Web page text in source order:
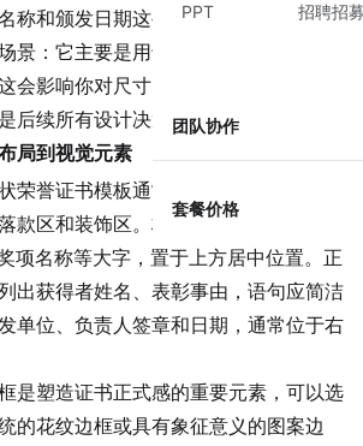
PPT 招聘招
团队协作
套餐价格
称和颁发日期这些核心文本内容。最
景：它主要是用于线下打印颁发，还是
会影响你对尺寸、分辨率和色彩模式的
后续所有设计决策的基石。
局到视觉元素
荣誉证书模板通常包含几个固定区域：
款区和装饰区。标题通常使用‘荣誉证
项名称等大字，置于上方居中位置。正
出获得者姓名、表彰事由，语句应简洁
单位、负责人签章和日期，通常位于右
是塑造证书正式感的重要元素，可以选
的花纹边框或具有象征意义的图案边